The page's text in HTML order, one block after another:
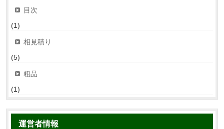
目次
(1)
相見積り
(5)
粗品
(1)
運営者情報